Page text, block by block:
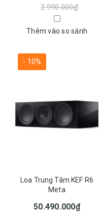
2.990.000₫
Thêm vào so sánh
- 10%
Loa Trung Tâm KEF R6
Meta
50.490.000₫